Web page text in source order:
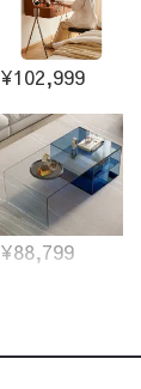
¥102,999
¥88,799